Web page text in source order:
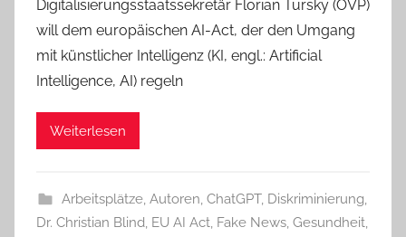
Digitalisierungsstaatssekretär Florian Tursky (ÖVP)
will dem europäischen AI-Act, der den Umgang
mit künstlicher Intelligenz (KI, engl.: Artificial
Intelligence, AI) regeln
Weiterlesen
Arbeitsplätze, Autoren, ChatGPT, Diskriminierung,
Dr. Christian Blind, EU AI Act, Fake News, Gesundheit,